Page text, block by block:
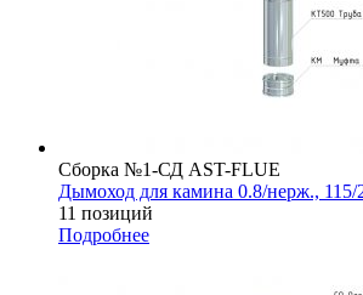
Сборка №1-СД AST-FLUE
Дымоход для камина 0.8/нерж.,
11 позиций
Подробнее